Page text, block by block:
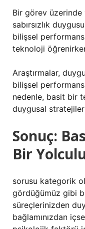
Bir görev
sabırsızlık
bilişsel
teknoloji
Araştırmalar,
bilişsel
nedenle, basit bir
duygusal
Sonuç:
Bir
sorusu kategorik
gördüğümüz gibi
süreçlerinizden
bağlamınızdan